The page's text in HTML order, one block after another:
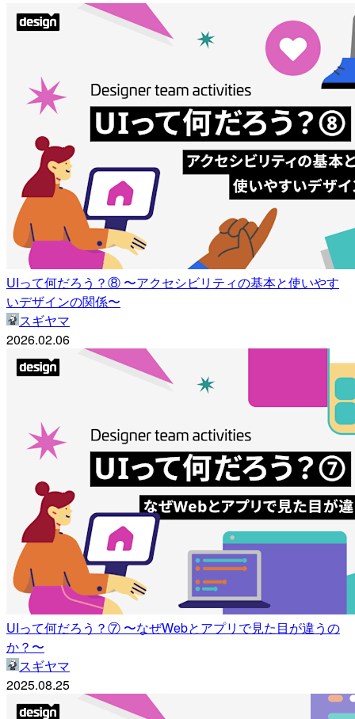
UIって何だろう？⑧ 〜アクセシビリティの基本と使いやす
いデザインの関係〜
スギヤマ
2026.02.06
UIって何だろう？⑦ 〜なぜWebとアプリで見た目が違うの
か？〜
スギヤマ
2025.08.25